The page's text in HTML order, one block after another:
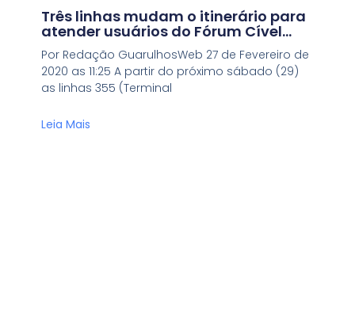
Três linhas mudam o itinerário para
atender usuários do Fórum Cível
Unificado
Por Redação GuarulhosWeb 27 de Fevereiro de
2020 as 11:25 A partir do próximo sábado (29)
as linhas 355 (Terminal
Leia Mais